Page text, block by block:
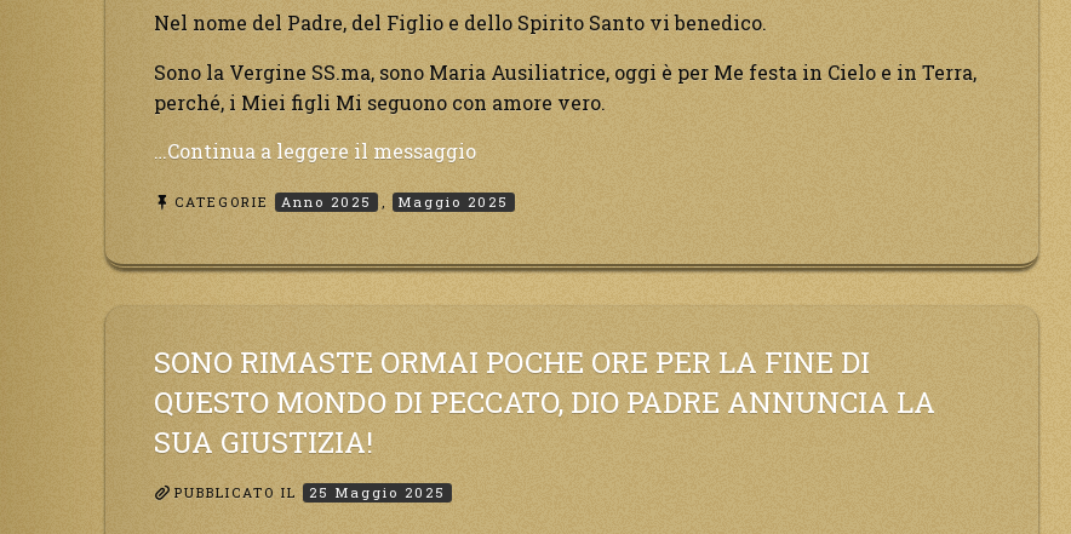
Nel nome del Padre, del Figlio e dello Spirito Santo vi benedico.
Sono la Vergine SS.ma, sono Maria Ausiliatrice, oggi è per Me festa in Cielo e in Terra,
perché, i Miei figli Mi seguono con amore vero.
…Continua a leggere il messaggio“State
abbandonare
Terra.”
CATEGORIE Anno 2025 Maggio 2025
SONO RIMASTE ORMAI POCHE ORE PER LA FINE DI
QUESTO MONDO DI PECCATO, DIO PADRE ANNUNCIA LA
SUA GIUSTIZIA!
PUBBLICATO IL 25 Maggio 2025